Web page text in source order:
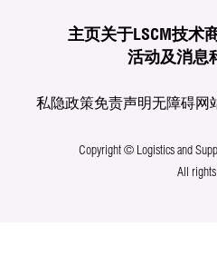
主页关于LSCM技术
活动及消息
私隐政策免责声明无障碍网
Copyright © Logistics and
All rights